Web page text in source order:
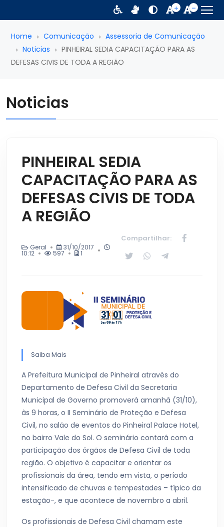
Home Comunicação
Assessoria de Comunicação
Noticias
PINHEIRAL SEDIA CAPACITAÇÃO PARA AS
DEFESAS CIVIS DE TODA A REGIÃO
Noticias
PINHEIRAL SEDIA
CAPACITAÇÃO PARA AS
DEFESAS CIVIS DE TODA
A REGIÃO
Geral 31/10/2017
10:12 597 1
Compartilhar:
Saiba Mais
A Prefeitura Municipal de Pinheiral através do
Departamento de Defesa Civil da Secretaria
Municipal de Governo promoverá amanhã (31/10),
às 9 horas, o II Seminário de Proteção e Defesa
Civil, no salão de eventos do Pinheiral Palace Hotel,
no bairro Vale do Sol. O seminário contará com a
participação dos órgãos de Defesa Civil de toda
região. O objetivo é capacitar e orientar os
profissionais da área, tendo em vista, o período
intensificado de chuvas e tempestades – típico da
estação-, e que acontece de novembro a abril.
Os profissionais de Defesa Civil chamam este